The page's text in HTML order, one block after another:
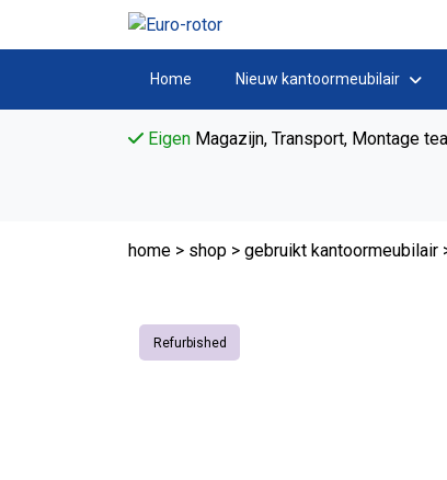
Home Nieuw kantoormeubilair
Eigen Magazijn, Transport, Montage
home > shop > gebruikt kantoormeubilair
Refurbished